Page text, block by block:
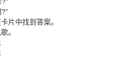
中找到答案。
。